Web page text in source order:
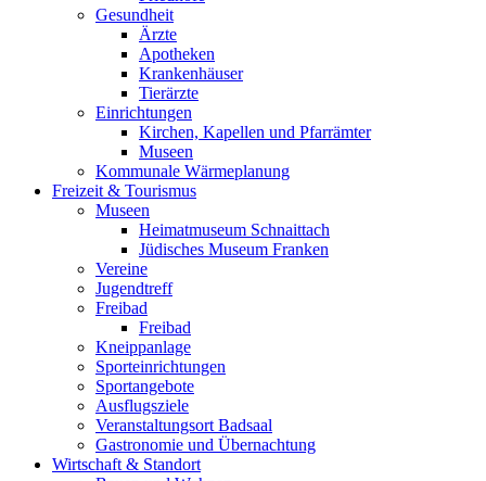
Gesundheit
Ärzte
Apotheken
Krankenhäuser
Tierärzte
Einrichtungen
Kirchen, Kapellen und Pfarrämter
Museen
Kommunale Wärmeplanung
Freizeit & Tourismus
Museen
Heimatmuseum Schnaittach
Jüdisches Museum Franken
Vereine
Jugendtreff
Freibad
Freibad
Kneippanlage
Sporteinrichtungen
Sportangebote
Ausflugsziele
Veranstaltungsort Badsaal
Gastronomie und Übernachtung
Wirtschaft & Standort